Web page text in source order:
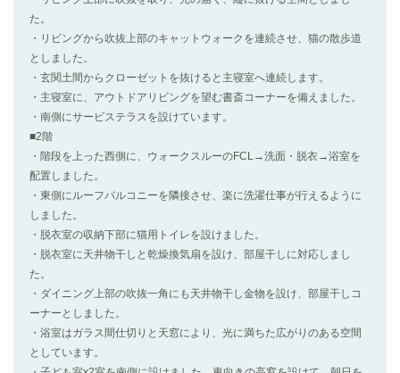
た。
・リビングから吹抜上部のキャットウォークを連続させ、猫の散歩道
としました。
・玄関土間からクローゼットを抜けると主寝室へ連続します。
・主寝室に、アウトドアリビングを望む書斎コーナーを備えました。
・南側にサービステラスを設けています。
■2階
・階段を上った西側に、ウォークスルーのFCL→洗面・脱衣→浴室を
配置しました。
・東側にルーフバルコニーを隣接させ、楽に洗濯仕事が行えるように
しました。
・脱衣室の収納下部に猫用トイレを設けました。
・脱衣室に天井物干しと乾燥換気扇を設け、部屋干しに対応しまし
た。
・ダイニング上部の吹抜一角にも天井物干し金物を設け、部屋干しコ
ーナーとしました。
・浴室はガラス間仕切りと天窓により、光に満ちた広がりのある空間
としています。